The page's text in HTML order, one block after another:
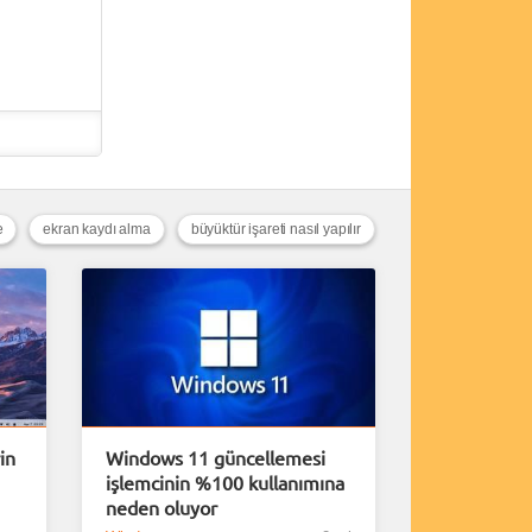
büyüktür işareti nasıl yapılır
ekran kaydı alma
Windows 11 güncellemesi
işlemcinin %100 kullanımına
neden oluyor